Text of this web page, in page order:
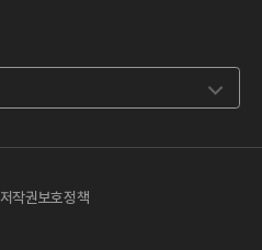
저작권보호정책